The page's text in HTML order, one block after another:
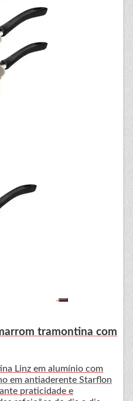
tramontina com
Linz em alumínio com
em antiaderente Starflon
praticidade e